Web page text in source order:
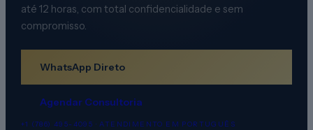
até 12 horas, com total confidencialidade e sem
compromisso.
WhatsApp Direto
Agendar Consultoria
+1 (786) 495-4095 · ATENDIMENTO EM PORTUGUÊS